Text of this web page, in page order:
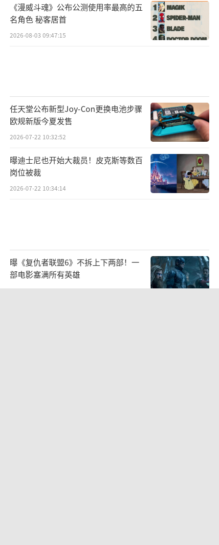
《漫威斗魂》公布公测使用率最高的五
名角色 秘客居首
2026-08-03 09:47:15
任天堂公布新型Joy-Con更换电池步骤
欧规新版今夏发售
2026-07-22 10:32:52
曝迪士尼也开始大裁员！皮克斯等数百
岗位被裁
2026-07-22 10:34:14
曝《复仇者联盟6》不拆上下两部！一
部电影塞满所有英雄
2026-07-22 10:33:16